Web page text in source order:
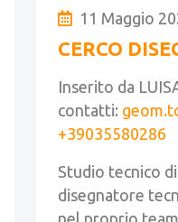
11 Maggio
CERCO
Inserito da
contatti:
+39035580286
Studio tecnico
disegnatore
nel proprio